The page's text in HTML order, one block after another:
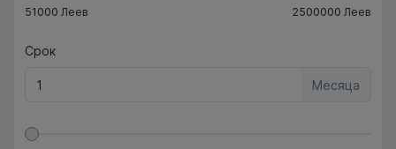
51000 Леев 2500000 Леев
Срок
Месяца